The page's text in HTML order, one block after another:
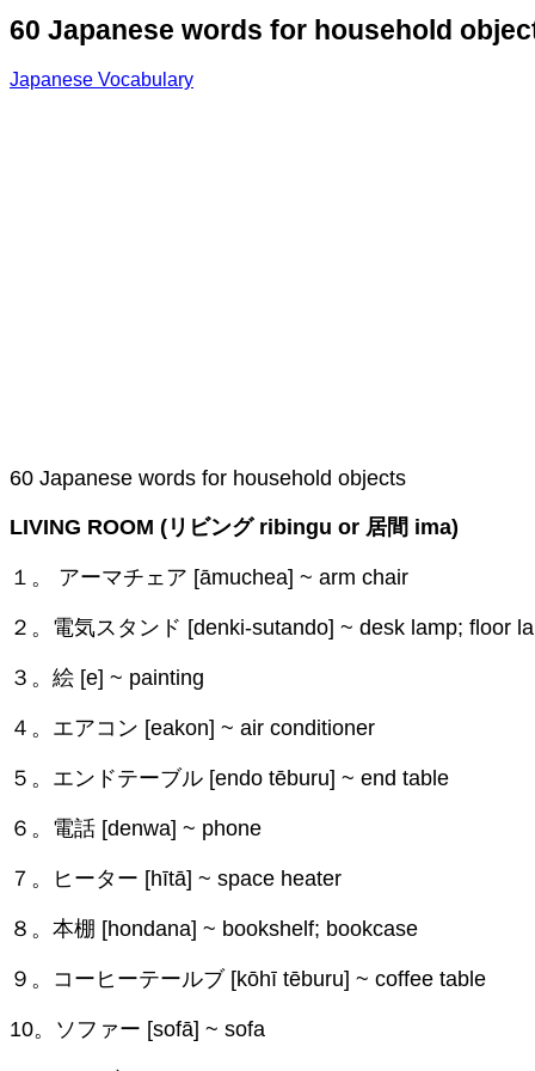
60 Japanese words for household
Japanese Vocabulary
60 Japanese words for household objects
LIVING ROOM (リビング ribingu or 居間 ima)
１。 アーマチェア [āmuchea] ~ arm chair
２。電気スタンド [denki-sutando] ~ desk lamp; floor
３。絵 [e] ~ painting
４。エアコン [eakon] ~ air conditioner
５。エンドテーブル [endo tēburu] ~ end table
６。電話 [denwa] ~ phone
７。ヒーター [hītā] ~ space heater
８。本棚 [hondana] ~ bookshelf; bookcase
９。コーヒーテールブ [kōhī tēburu] ~ coffee table
10。ソファー [sofā] ~ sofa